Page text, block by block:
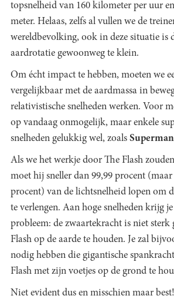
topsnelheid van 160 kilometer per uur
meter. Helaas, zelfs al vullen we de
wereldbevolking, ook in deze situatie is
aardrotatie gewoonweg te klein.
Om écht impact te hebben, moeten we
vergelijkbaar met de aardmassa in
relativistische snelheden werken. Voor
op vandaag onmogelijk, maar enkele
snelheden gelukkig wel, zoals Superman
Als we het werkje door The Flash
moet hij sneller dan 99,99 procent
procent) van de lichtsnelheid lopen om
te verlengen. Aan hoge snelheden krijg
probleem: de zwaartekracht is niet sterk
Flash op de aarde te houden. Je zal
nodig hebben die gigantische
Flash met zijn voetjes op de grond te
Niet evident dus en misschien maar